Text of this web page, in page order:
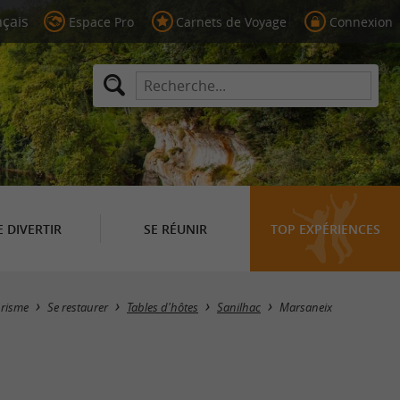
Espace Pro Carnets de Voyage Connexion
DIVERTIR SE RÉUNIR TOP EXPÉRIENCES
Masquer la carte
Se restaurer Tables d'hôtes Sanilhac Marsaneix